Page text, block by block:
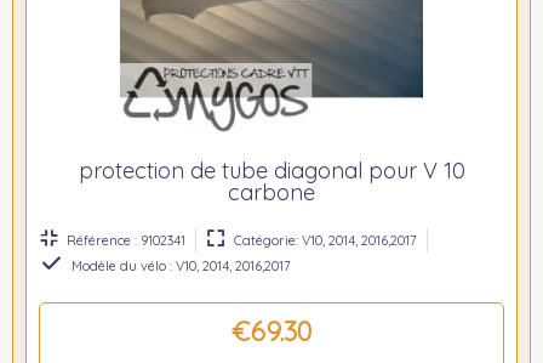
protection de tube diagonal pour V 10
carbone
Référence : 9102341
Catégorie: V10, 2014, 2016,2017
Modèle du vélo : V10, 2014, 2016,2017
€69.30